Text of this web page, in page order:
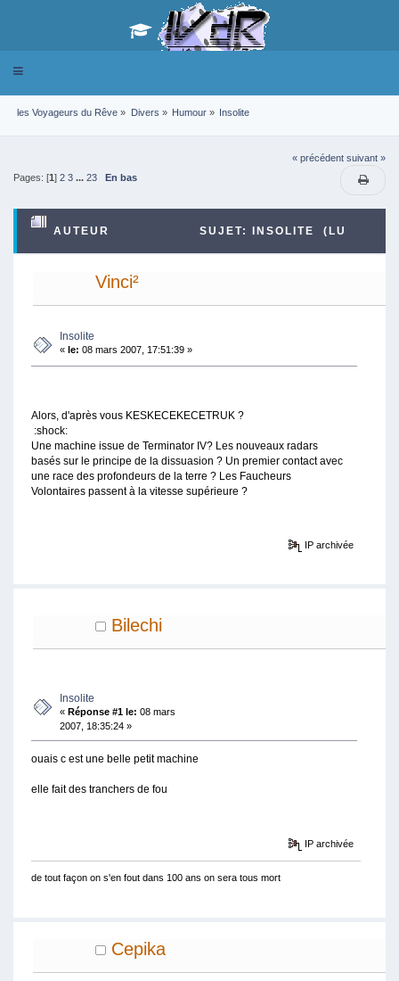
Toggle
les Voyageurs du Rêve » Divers » Humour» Insolite
« précédent suivant »
Pages: [1] 2 3 ... 23 En bas
AUTEUR SUJET: INSOLITE (LU
686350 FOIS)Vinci²
Insolite
«le: 08 mars 2007, 17:51:39 »
Alors, d'après vous KESKECEKECETRUK ?
:shock:
Une machine issue de Terminator IV? Les nouveaux radars
basés sur le principe de la dissuasion ? Un premier contact avec
une race des profondeurs de la terre ? Les Faucheurs
Volontaires passent à la vitesse supérieure ?
IP archivée
Bilechi
Insolite
« Réponse #1 le: 08 mars
2007, 18:35:24 »
ouais c est une belle petit machine
elle fait des tranchers de fou
IP archivée
de tout façon on s'en fout dans 100 ans on sera tous mort
Cepika